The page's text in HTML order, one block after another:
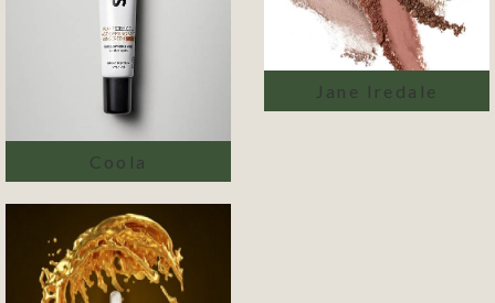
Coola
Jane Iredale